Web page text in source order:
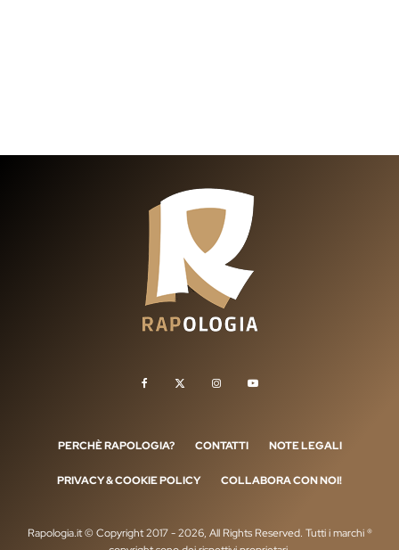
PERCHÈ RAPOLOGIA? CONTATTI NOTE LEGALI
PRIVACY & COOKIE POLICY COLLABORA CON NOI!
Rapologia.it © Copyright 2017 - 2026, All Rights Reserved. Tutti i marchi ®